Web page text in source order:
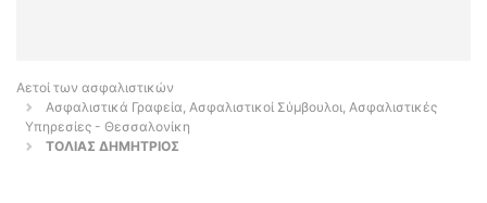
Αετοί των ασφαλιστικών
Ασφαλιστικά Γραφεία, Ασφαλιστικοί Σύμβουλοι, Ασφαλιστικές
Υπηρεσίες - Θεσσαλονίκη
ΤΟΛΙΑΣ ΔΗΜΗΤΡΙΟΣ